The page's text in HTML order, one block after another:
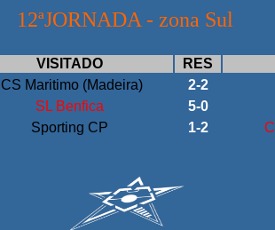
12ªJORNADA - zona Sul
VISITADO
RES
CS Maritimo (Madeira)
2-2
SL Benfica 5-0
Sporting CP 1-2